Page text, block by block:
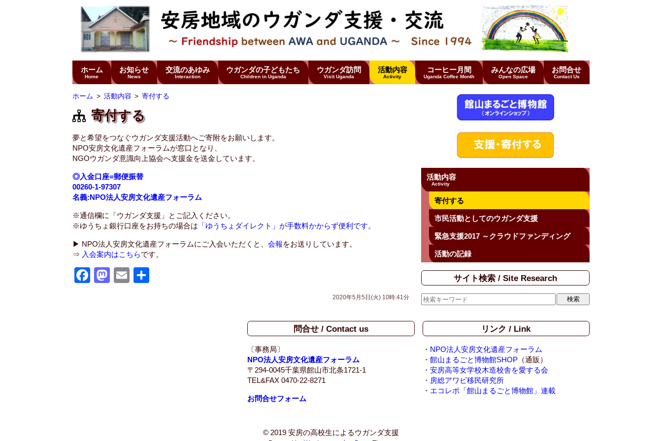
ホーム
Home
お知らせ
News
交流のあゆみ
Interaction
ウガンダの子どもたち
Children in Uganda
ウガンダ訪問
Visit Uganda
活動内容
Activity
コーヒー月間
Uganda Coffee Month
みんなの広場
Open Space
お問合せ
Contact Us
ホーム 活動内容 寄付する
寄付する
夢と希望をつなぐウガンダ支援活動へご寄附をお願いします。
NPO安房文化遺産フォーラムが窓口となり、
NGOウガンダ意識向上協会へ支援金を送金しています。
◎入金口座=郵便振替
00260-1-97307
名義:NPO法人安房文化遺産フォーラム
※通信欄に「ウガンダ支援」とご記入ください。
※ゆうちょ銀行口座をお持ちの場合は 「ゆうちょダイレクト」が手数料かからず便利です。
▶ NPO法人安房文化遺産フォーラムにご入会いただくと、 会報をお送りしています。
⇒ 入会案内はこちらです。
F
M
E
2020年5月5日(火) 10時:41分
活動内容
Activity
寄付する
市民活動としてのウガンダ支援
緊急支援2017 ～クラウドファンディング
活動の記録
サイト検索 / Site Research
問合せ / Contact us
〔事務局〕
NPO法人安房文化遺産フォーラム
〒294-0045千葉県館山市北条1721-1
TEL&FAX 0470-22-8271
お問合せフォーム
リンク / Link
・ NPO法人安房文化遺産フォーラム
・ 館山まるごと博物館SHOP（通販）
・ 安房高等女学校木造校舎を愛する会
・ 房総アワビ移民研究所
・ エコレポ「館山まるごと博物館」連載
© 2019 安房の高校生によるウガンダ支援